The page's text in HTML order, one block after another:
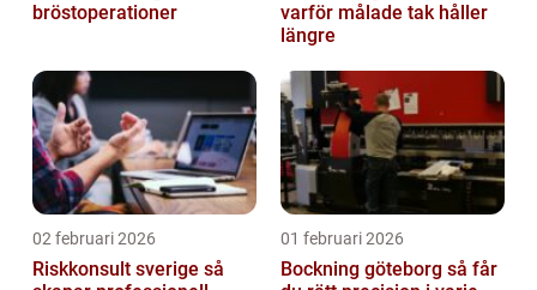
bröstoperationer
varför målade tak håller
längre
02 februari 2026
Riskkonsult sverige så
01 februari 2026
Bockning göteborg så får